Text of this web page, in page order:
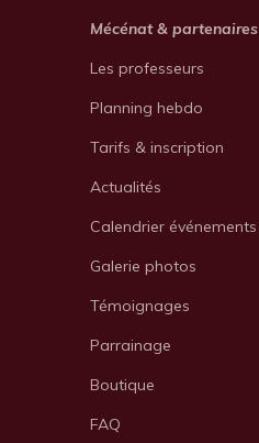
Mécénat & partenaires
Les professeurs
Planning hebdo
Tarifs & inscription
Actualités
Calendrier événements
Galerie photos
Témoignages
Parrainage
Boutique
FAQ